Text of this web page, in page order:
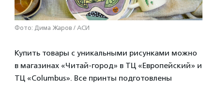
Фото: Дима Жаров / АСИ
Купить товары с уникальными рисунками можно
в магазинах «Читай-город» в ТЦ «Европейский» и
ТЦ «Columbus». Все принты подготовлены